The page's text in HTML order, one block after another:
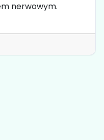
nerwowym.